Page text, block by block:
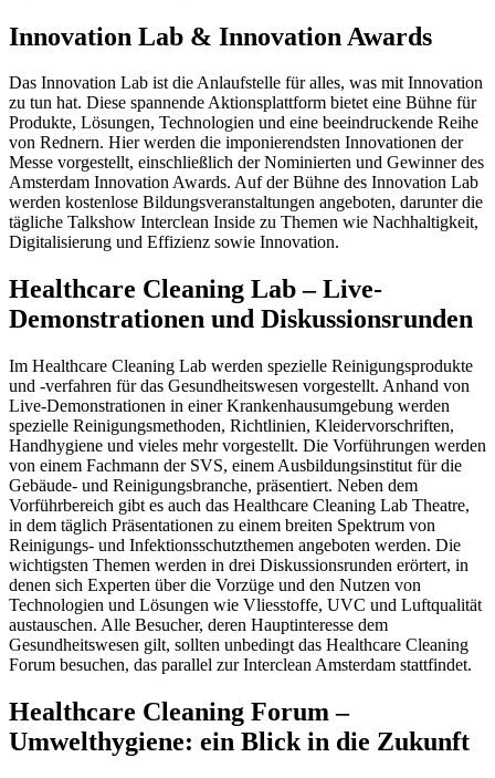
Innovation Lab & Innovation Awards
Das Innovation Lab ist die Anlaufstelle für alles, was mit Innovation
zu tun hat. Diese spannende Aktionsplattform bietet eine Bühne für
Produkte, Lösungen, Technologien und eine beeindruckende Reihe
von Rednern. Hier werden die imponierendsten Innovationen der
Messe vorgestellt, einschließlich der Nominierten und Gewinner des
Amsterdam Innovation Awards. Auf der Bühne des Innovation Lab
werden kostenlose Bildungsveranstaltungen angeboten, darunter die
tägliche Talkshow Interclean Inside zu Themen wie Nachhaltigkeit,
Digitalisierung und Effizienz sowie Innovation.
Healthcare Cleaning Lab – Live-
Demonstrationen und Diskussionsrunden
Im Healthcare Cleaning Lab werden spezielle Reinigungsprodukte
und -verfahren für das Gesundheitswesen vorgestellt. Anhand von
Live-Demonstrationen in einer Krankenhausumgebung werden
spezielle Reinigungsmethoden, Richtlinien, Kleidervorschriften,
Handhygiene und vieles mehr vorgestellt. Die Vorführungen werden
von einem Fachmann der SVS, einem Ausbildungsinstitut für die
Gebäude- und Reinigungsbranche, präsentiert. Neben dem
Vorführbereich gibt es auch das Healthcare Cleaning Lab Theatre,
in dem täglich Präsentationen zu einem breiten Spektrum von
Reinigungs- und Infektionsschutzthemen angeboten werden. Die
wichtigsten Themen werden in drei Diskussionsrunden erörtert, in
denen sich Experten über die Vorzüge und den Nutzen von
Technologien und Lösungen wie Vliesstoffe, UVC und Luftqualität
austauschen. Alle Besucher, deren Hauptinteresse dem
Gesundheitswesen gilt, sollten unbedingt das Healthcare Cleaning
Forum besuchen, das parallel zur Interclean Amsterdam stattfindet.
Healthcare Cleaning Forum –
Umwelthygiene: ein Blick in die Zukunft